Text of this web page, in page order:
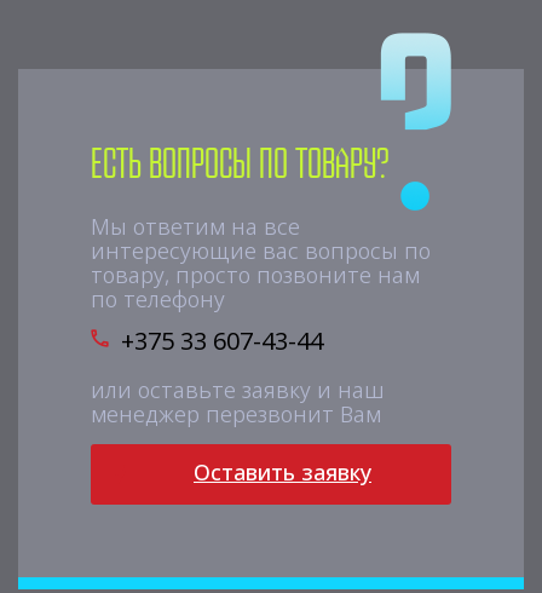
Есть вопросы по товару?
Мы ответим на все
интересующие вас вопросы по
товару, просто позвоните нам
по телефону
+375 33 607-43-44
или оставьте заявку и наш
менеджер перезвонит Вам
Оставить заявку